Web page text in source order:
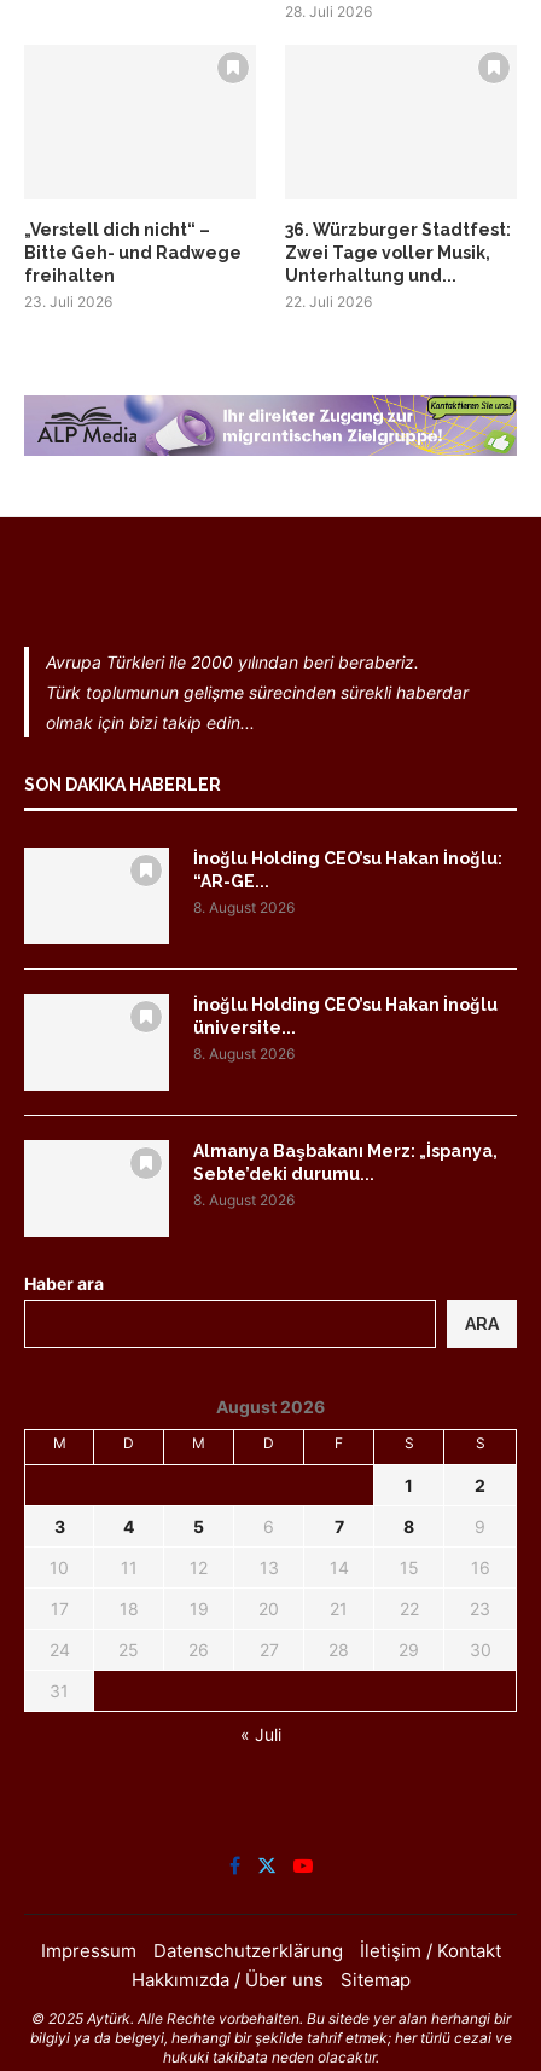
28. Juli 2026
„Verstell dich nicht“ –
Bitte Geh- und Radwege
freihalten
23. Juli 2026
36. Würzburger Stadtfest:
Zwei Tage voller Musik,
Unterhaltung und...
22. Juli 2026
Avrupa Türkleri ile 2000 yılından beri beraberiz.
Türk toplumunun gelişme sürecinden sürekli haberdar
olmak için bizi takip edin...
SON DAKIKA HABERLER
İnoğlu Holding CEO’su Hakan İnoğlu:
“AR-GE...
8. August 2026
İnoğlu Holding CEO’su Hakan İnoğlu
üniversite...
8. August 2026
Almanya Başbakanı Merz: „İspanya,
Sebte’deki durumu...
8. August 2026
Haber ara
ARA
August 2026
M D M D F S S
1
2
3
4 5 6 7 8
9
10
11 12 13 14 15
16
17
18 19 20 21 22
23
24
25 26 27 28 29
30
31
« Juli
Impressum Datenschutzerklärung
İletişim / Kontakt
Hakkımızda / Über uns
Sitemap
© 2025 Aytürk. Alle Rechte vorbehalten. Bu sitede yer alan herhangi bir
bilgiyi ya da belgeyi, herhangi bir şekilde tahrif etmek; her türlü cezai ve
hukuki takibata neden olacaktır.